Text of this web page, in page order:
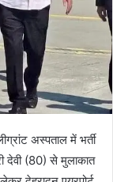
अस्पताल में भर्ती
देवी (80) से मुलाकात